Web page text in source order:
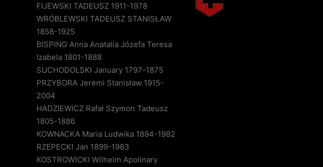
FIJEWSKI TADEUSZ 1911-1978
WRÓBLEWSKI TADEUSZ STANISŁAW
1858-1925
BISPING Anna Anatalia Józefa Teresa
Izabela 1801-1888
SUCHODOLSKI January 1797-1875
PRZYBORA Jeremi Stanisław 1915-
2004
HADZIEWICZ Rafał Szymon Tadeusz
1805-1886
KOWNACKA Maria Ludwika 1894-1982
RZEPECKI Jan 1899-1983
KOSTROWICKI Wilhelm Apolinary